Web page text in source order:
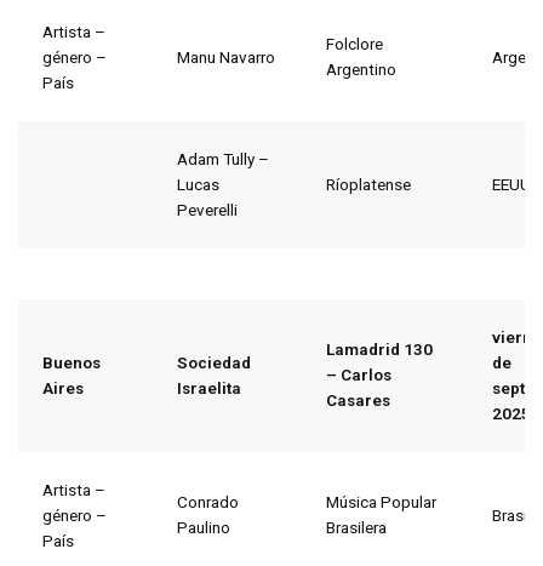
Artista –
género –
País
Manu Navarro
Folclore
Argentino
Adam Tully –
Lucas
Peverelli
Ríoplatense EEUU
Buenos
Aires
Sociedad
Israelita
Lamadrid 130
– Carlos
Casares
de
2025
Artista –
género –
País
Conrado
Paulino
Música Popular
Brasilera
Brasil